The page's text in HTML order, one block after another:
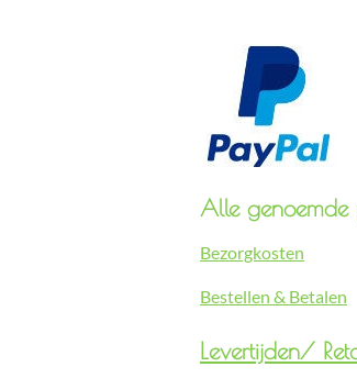
Alle genoemde
Bezorgkosten
Bestellen & Betalen
Levertijden/